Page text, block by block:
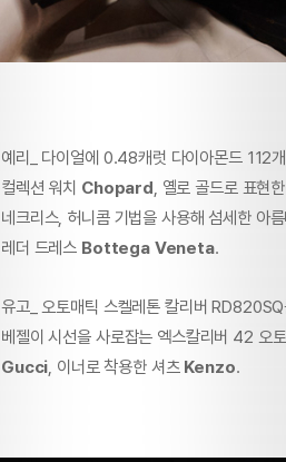
예리_ 다이얼에 0.48캐럿 다이아몬드 112
컬렉션 워치 Chopard, 옐로 골드로 표현
네크리스, 허니콤 기법을 사용해 섬세한 아
레더 드레스 Bottega Veneta.
유고_ 오토매틱 스켈레톤 칼리버
베젤이 시선을 사로잡는 엑스칼리버 42 오
Gucci, 이너로 착용한 셔츠 Kenzo.